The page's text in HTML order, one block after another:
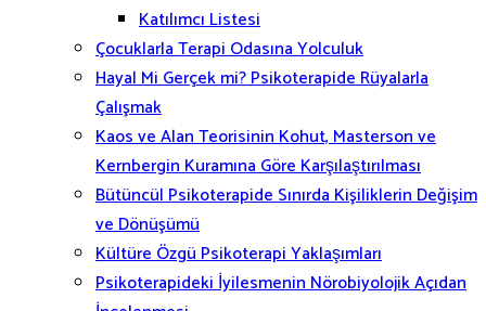
Katılımcı Listesi
Çocuklarla Terapi Odasına Yolculuk
Hayal Mi Gerçek mi? Psikoterapide Rüyalarla
Çalışmak
Kaos ve Alan Teorisinin Kohut, Masterson ve
Kernbergin Kuramına Göre Karşılaştırılması
Bütüncül Psikoterapide Sınırda Kişiliklerin Değişim
ve Dönüşümü
Kültüre Özgü Psikoterapi Yaklaşımları
Psikoterapideki İyilesmenin Nörobiyolojik Açıdan